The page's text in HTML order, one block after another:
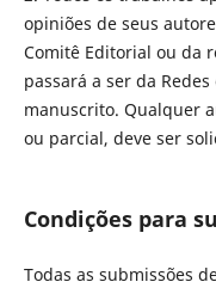
opiniões de seus
Comitê Editorial ou da
passará a ser da
manuscrito. Qualquer
ou parcial, deve ser
Condições para
Todas as submissões